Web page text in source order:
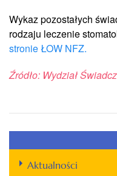
Wykazpozostałych
rodzaju leczenie
stronie ŁOW NFZ.
Źródło: Wydział
Aktualności